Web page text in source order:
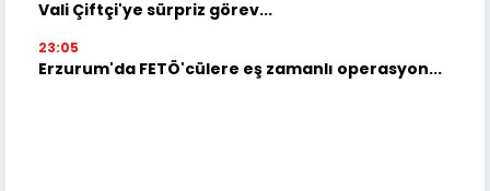
Vali Çiftçi'ye sürpriz görev...
23:05
Erzurum'da FETÖ'cülere eş zamanlı operasyon...